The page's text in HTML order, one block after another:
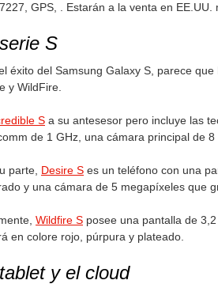
GPS, . Estarán a la venta en
S
éxito del Samsung Galaxy S, parece
y WildFire.
S a su antesesor pero incluye las
de 1 GHz, una cámara principal de
parte, Desire S es un teléfono con una
y una cámara de 5 megapíxeles que
Wildfire S posee una pantalla de
en colore rojo, púrpura y plateado.
y el cloud